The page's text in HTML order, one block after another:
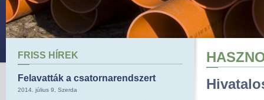
FRISS HÍREK
Felavatták a csatornarendszert
2014. július 9, Szerda